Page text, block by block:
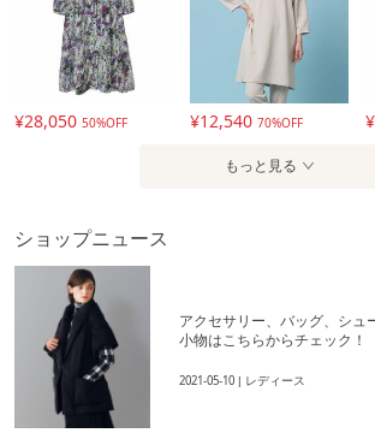
¥28,050 50%OFF ¥12,54070%OFF
もっと見る
ショップニュース
アクセサリー、バッグ、シ
小物はこちらからチェック！
2021-05-10 | レディース